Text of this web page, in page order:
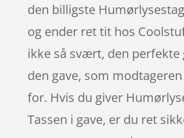
den billigste
og ender ret tit hos
ikke så svært, den perfekte
den gave, som
for. Hvis du giver
Tassen i gave, er du ret